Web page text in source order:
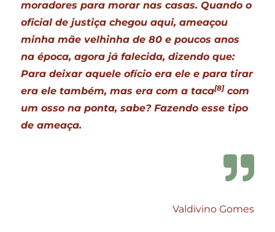
moradores para morar nas casas. Quando o
oficial de justiça chegou aqui, ameaçou
minha mãe velhinha de 80 e poucos anos
na época, agora já falecida, dizendo que:
Para deixar aquele ofício era ele e para tirar
era ele também, mas era com a taca[8] com
um osso na ponta, sabe? Fazendo esse tipo
de ameaça.
Valdivino Gomes